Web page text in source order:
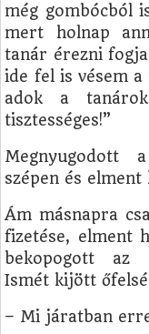
még gombócból
mert holnap
tanár érezni
ide fel is vésem
adok a
tisztességes!”
Megnyugodott
szépen és elment
Ám másnapra
fizetése, elment
bekopogott az
Ismét kijött
– Mi járatban